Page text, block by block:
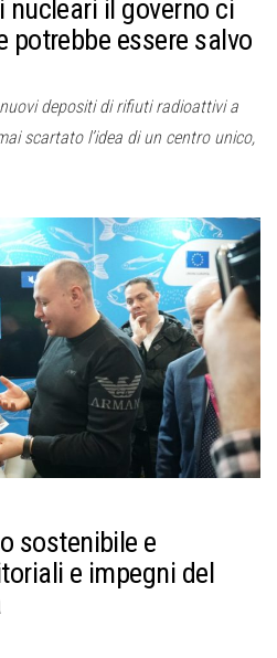
nucleari il governo ci
potrebbe essere salvo
depositi di rifiuti radioattivi a
scartato l’idea di un centro unico,
sostenibile e
e impegni del